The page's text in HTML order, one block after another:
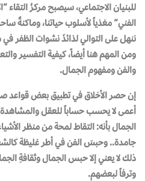
للبنيان الاجتماعي، سيصبح مركزُ التقاء
الفني” مغذياً لأسلوب حياتنا، وماكنةً
ننهل على التوالي لذائذَ نشوات الظفر
ومن المهم هنا أيضاً، كيفية التفسير
والفن ومفهوم الجمال.
إن حصر الأخلاق في تطبيق بعض قواعد
أعمى لا يحسب حساباً للعقل
الجمال بأنه: التقاط لمحة من منظر
جامدة.. وحبسَ الفن في أطر غليظة
ذلك لا يعني إلا حبس الجمال وثقافةِ
وترفاً لبعضهم.